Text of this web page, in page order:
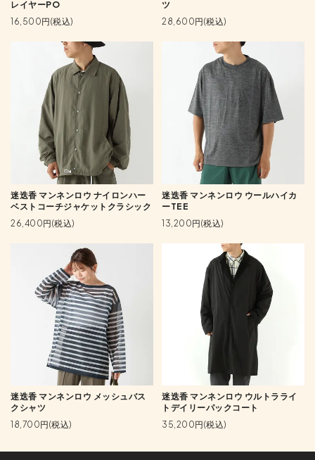
レイヤーPO
16,500円(税込)
ツ
28,600円(税込)
迷迭香 マンネンロウ ナイロンハー
ベストコーチジャケットクラシック
26,400円(税込)
迷迭香 マンネンロウ ウールハイカ
ーTEE
13,200円(税込)
迷迭香 マンネンロウ メッシュバス
クシャツ
18,700円(税込)
迷迭香 マンネンロウ ウルトラライ
トデイリーパックコート
35,200円(税込)